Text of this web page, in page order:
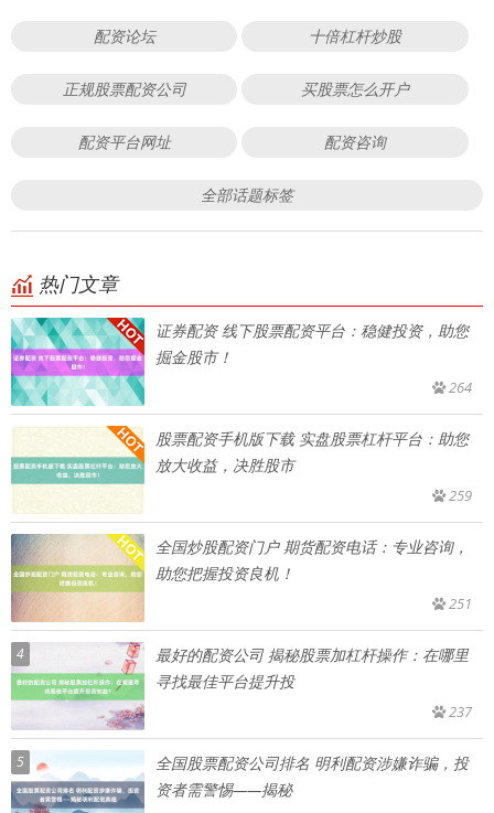
配资论坛 十倍杠杆炒股
正规股票配资公司 买股票怎么开户
配资平台网址 配资咨询
全部话题标签
热门文章
证券配资 线下股票配资平台：稳健投资，助您
掘金股市！
264
股票配资手机版下载 实盘股票杠杆平台：助您
放大收益，决胜股市
259
全国炒股配资门户 期货配资电话：专业咨询，
助您把握投资良机！
251
4
最好的配资公司 揭秘股票加杠杆操作：在哪里
寻找最佳平台提升投
237
5
全国股票配资公司排名 明利配资涉嫌诈骗，投
资者需警惕——揭秘